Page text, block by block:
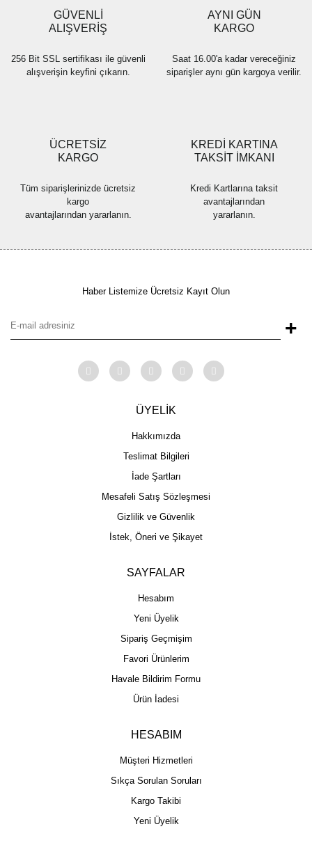
Ürün fiyatı diğer sitelerden daha pahalı.
Bu ürüne benzer farklı alternatifler olmalı.
GÜVENLİ
ALIŞVERİŞ
256 Bit SSL sertifikası ile güvenli
alışverişin keyfini çıkarın.
AYNI GÜN
KARGO
Saat 16.00'a kadar vereceğiniz
siparişler aynı gün kargoya verilir.
ÜCRETSİZ
KARGO
Tüm siparişlerinizde ücretsiz
kargo
avantajlarından yararlanın.
KREDİ KARTINA
TAKSİT İMKANI
Kredi Kartlarına taksit
avantajlarından
yararlanın.
Haber Listemize Ücretsiz Kayıt Olun
+
ÜYELİK
Hakkımızda
Teslimat Bilgileri
İade Şartları
Mesafeli Satış Sözleşmesi
Gizlilik ve Güvenlik
İstek, Öneri ve Şikayet
SAYFALAR
Hesabım
Yeni Üyelik
Sipariş Geçmişim
Favori Ürünlerim
Havale Bildirim Formu
Ürün İadesi
HESABIM
Müşteri Hizmetleri
Sıkça Sorulan Soruları
Kargo Takibi
Yeni Üyelik